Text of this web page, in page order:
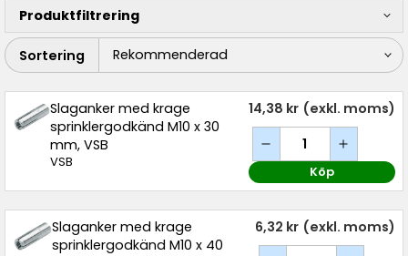
Produktfiltrering
Sortering
Slaganker med krage
sprinklergodkänd M10 x 30
mm, VSB
VSB
14,38 kr (exkl. moms)
Köp
Slaganker med krage
sprinklergodkänd M10 x 40
6,32 kr (exkl. moms)